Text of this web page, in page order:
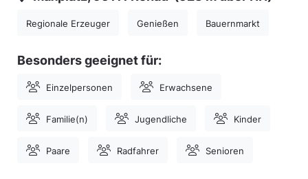
Regionale Erzeuger Genießen Bauernmarkt
Besonders geeignet für:
Einzelpersonen Erwachsene
Familie(n) Jugendliche Kinder
Paare Radfahrer Senioren